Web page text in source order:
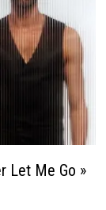
Let Me Go »